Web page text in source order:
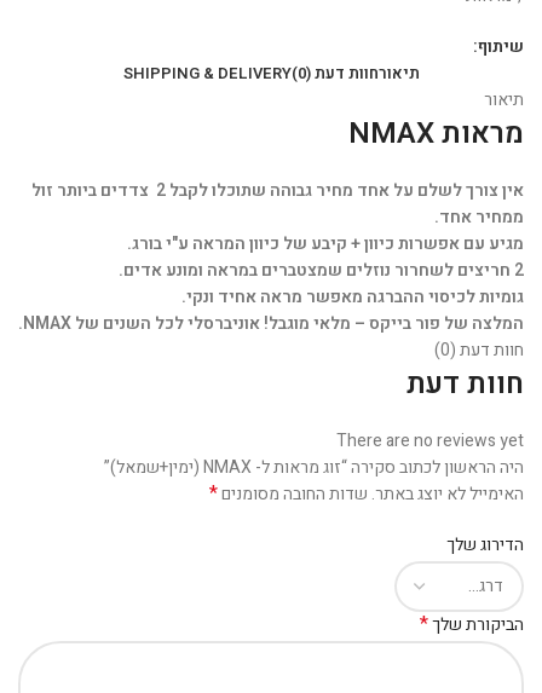
שיתוף:
תיאורחוות דעת (0) SHIPPING & DELIVERY
תיאור
מראות NMAX
אין צורך לשלם על אחד מחיר גבוהה שתוכלו לקבל 2 צדדים ביותר זול
ממחיר אחד.
מגיע עם אפשרות כיוון + קיבע של כיוון המראה ע"י בורג.
2 חריצים לשחרור נוזלים שמצטברים במראה ומונע אדים.
גומיות לכיסוי ההברגה מאפשר מראה אחיד ונקי.
המלצה של פור בייקס – מלאי מוגבל! אוניברסלי לכל השנים של NMAX.
חוות דעת (0)
חוות דעת
There are no reviews yet
היה הראשון לכתוב סקירה “זוג מראות ל- NMAX (ימין+שמאל)”
האימייל לא יוצג באתר. שדות החובה מסומנים*
הדירוג שלך
הביקורת שלך*